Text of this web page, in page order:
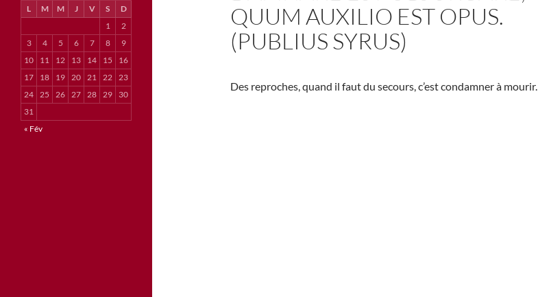
QUUM AUXILIO EST OPUS.
(PUBLIUS SYRUS)
Des reproches, quand il faut du secours, c’est condamner à mourir.
L M M J V S
D
1
2
3
4 5 6 7 8
9
10
11 12 13 14 15
16
17
18 19 20 21 22 23
24 25 26 27 28 29
30
31
« Fév